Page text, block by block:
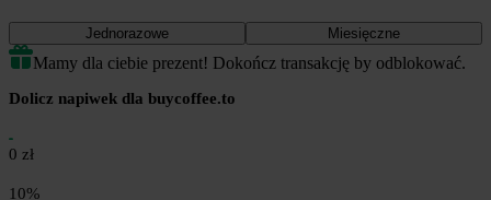
Jednorazowe Miesięczne
Mamy dla ciebie prezent! Dokończ transakcję by odblokować.
Dolicz napiwek dla buycoffee.to
0 zł
10%